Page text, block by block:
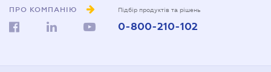
ПРО КОМПАНІЮ Підбір продуктів та рішень
0-800-210-102